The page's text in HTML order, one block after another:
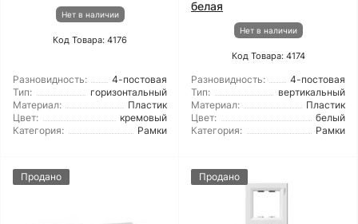
Нет в наличии
Код Товара: 4176
Разновидность:
4-постовая
Тип:
горизонтальный
Материал:
Пластик
Цвет:
кремовый
Категория:
Рамки
белая
Нет в наличии
Код Товара: 4174
Разновидность:
4-постовая
Тип:
вертикальный
Материал:
Пластик
Цвет:
белый
Категория:
Рамки
Продано Продано